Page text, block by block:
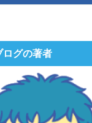
ログの著者